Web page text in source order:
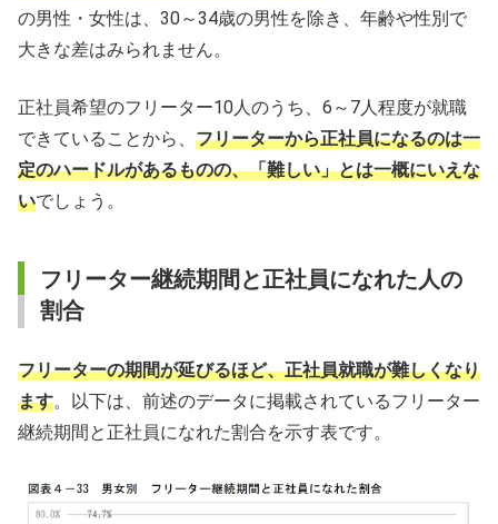
の男性・女性は、30～34歳の男性を除き、年齢や性別で
大きな差はみられません。
正社員希望のフリーター10人のうち、6～7人程度が就職
できていることから、 フリーターから正社員になるのは一
定のハードルがあるものの、「難しい」とは一概にいえな
いでしょう。
フリーター継続期間と正社員になれた人の
割合
フリーターの期間が延びるほど、正社員就職が難しくなり
ます。以下は、前述のデータに掲載されているフリーター
継続期間と正社員になれた割合を示す表です。